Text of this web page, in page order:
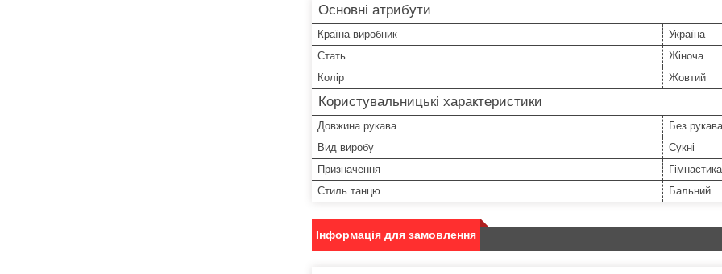
Основні атрибути
Країна виробник
Україна
Стать
Жіноча
Колір
Жовтий
Користувальницькі характеристики
Довжина рукава
Без рукава
Вид виробу
Сукні
Призначення
Гімнастика
Стиль танцю
Бальний
Інформація для замовлення